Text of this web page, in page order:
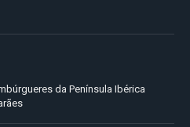
da Península Ibérica